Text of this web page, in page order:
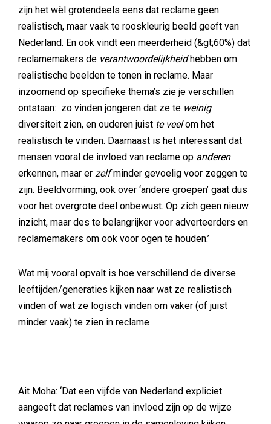
zijn het wèl grotendeels eens dat reclame geen
realistisch, maar vaak te rooskleurig beeld geeft van
Nederland. En ook vindt een meerderheid (&gt;60%) dat
reclamemakers de verantwoordelijkheidhebben om
realistische beelden te tonen in reclame. Maar
inzoomend op specifieke thema’s zie je verschillen
ontstaan: zo vinden jongeren dat ze te weinig
diversiteit zien, en ouderen juist te veelom het
realistisch te vinden. Daarnaast is het interessant dat
mensen vooral de invloed van reclame op anderen
erkennen, maar er zelfminder gevoelig voor zeggen te
zijn. Beeldvorming, ook over ‘andere groepen’ gaat dus
voor het overgrote deel onbewust. Op zich geen nieuw
inzicht, maar des te belangrijker voor adverteerders en
reclamemakers om ook voor ogen te houden.’
Wat mij vooral opvalt is hoe verschillend de diverse
leeftijden/generaties kijken naar wat ze realistisch
vinden of wat ze logisch vinden om vaker (of juist
minder vaak) te zien in reclame
Ait Moha: ‘Dat een vijfde van Nederland expliciet
aangeeft dat reclames van invloed zijn op de wijze